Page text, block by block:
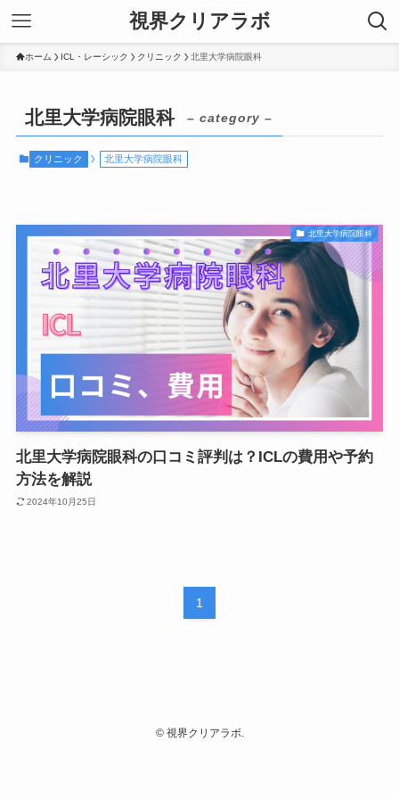
視界クリアラボ
ホーム ICL・レーシック クリニック 北里大学病院眼科
北里大学病院眼科 – category –
クリニック 北里大学病院眼科
北里大学病院眼科
北里大学病院眼科の口コミ評判は？ICLの費用や予約
方法を解説
2024年10月25日
1
©視界クリアラボ.